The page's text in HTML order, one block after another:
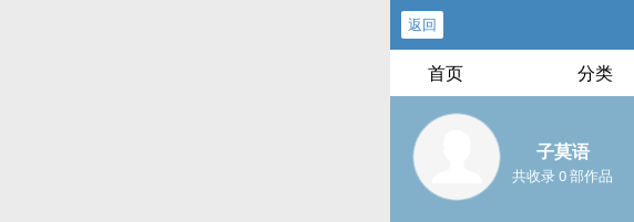
返回
首页 分类
子莫语
共收录 0 部作品